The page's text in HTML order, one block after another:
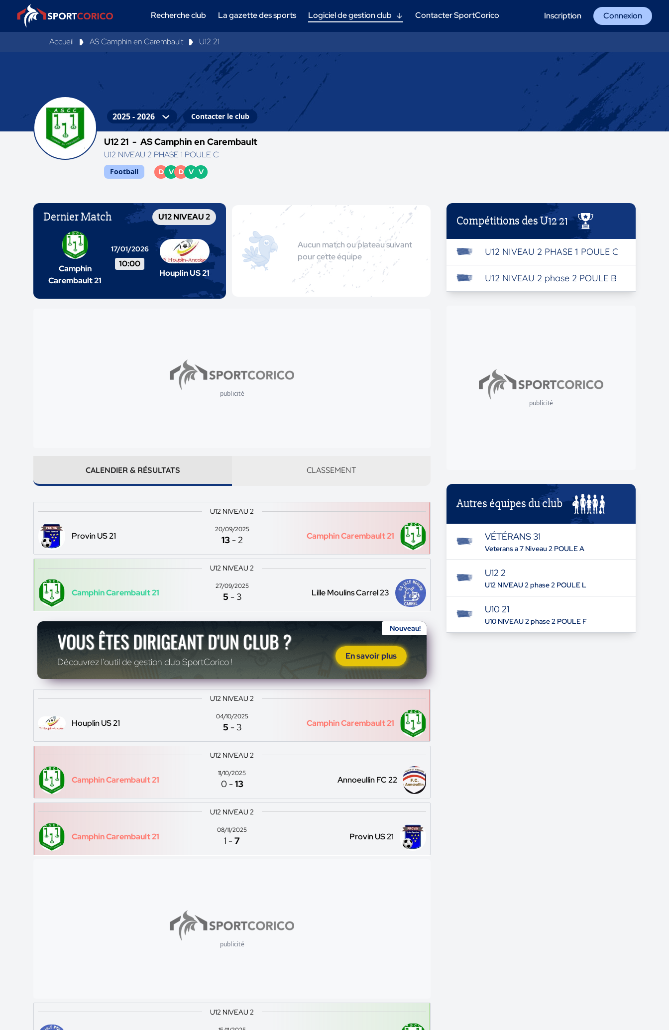
Recherche club La gazette des sports Logiciel de gestion club Contacter SportCorico Inscription Connexion
Accueil AS Camphin en Carembault U12 21
Contacter le club
U12 21 -AS Camphin en Carembault
U12 NIVEAU 2 PHASE 1 POULE C
Football D V D V V
Dernier Match U12 NIVEAU 2
Camphin
Carembault 21
17/01/2026
10:00
Houplin US 21
Aucun match ou plateau suivant
pour cette équipe
publicité
CALENDIER & RÉSULTATS CLASSEMENT
U12 NIVEAU 2
Provin US 21
20/09/2025
13 -2 Camphin Carembault 21
U12 NIVEAU 2
Camphin Carembault 21
27/09/2025
5 - 3 Lille Moulins Carrel 23
Nouveau!
VOUS ÊTES DIRIGEANT D'UN CLUB ?
Découvrez l'outil de gestion club SportCorico !
En savoir plus
U12 NIVEAU 2
Houplin US 21
04/10/2025
5 - 3 Camphin Carembault 21
U12 NIVEAU 2
Camphin Carembault 21
11/10/2025
0 -13 Annoeullin FC 22
U12 NIVEAU 2
Camphin Carembault 21
08/11/2025
1 -7 Provin US 21
publicité
U12 NIVEAU 2
Compétitions des U12 21
U12 NIVEAU 2 PHASE 1 POULE C
U12 NIVEAU 2 phase 2 POULE B
publicité
Autres équipes du club
VÉTÉRANS 31
Veterans a 7 Niveau 2 POULE A
U12 2
U12 NIVEAU 2 phase 2 POULE L
U10 21
U10 NIVEAU 2 phase 2 POULE F